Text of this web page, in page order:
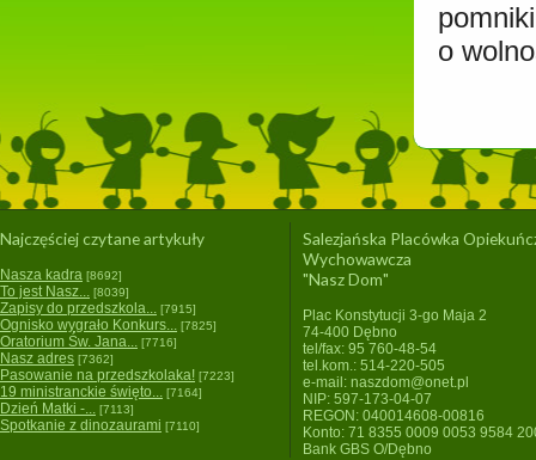
o
Najczęściej czytane artykuły
Nasza kadra [8692]
To jest Nasz... [8039]
Zapisy do przedszkola... [7915]
Ognisko wygrało Konkurs... [7825]
Oratorium Św. Jana... [7716]
Nasz adres [7362]
Pasowanie na przedszkolaka! [7223]
19 ministranckie święto... [7164]
Dzień Matki -... [7113]
Spotkanie z dinozaurami [7110]
Salezjańska Placówka
Wychowawcza
"Nasz Dom"
Plac Konstytucji 3-go Maja 2
74-400 Dębno
tel/fax: 95 760-48-54
tel.kom.: 514-220-505
e-mail: naszdom@onet.pl
NIP: 597-173-04-07
REGON: 040014608-00816
Konto: 71 8355 0009 0053 9584
Bank GBS O/Dębno